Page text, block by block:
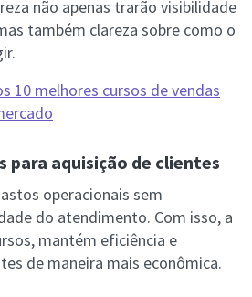
não apenas trarão visibilidade
também clareza sobre como o
10 melhores cursos de vendas
para aquisição de clientes
operacionais sem
do atendimento. Com isso, a
mantém eficiência e
de maneira mais econômica.